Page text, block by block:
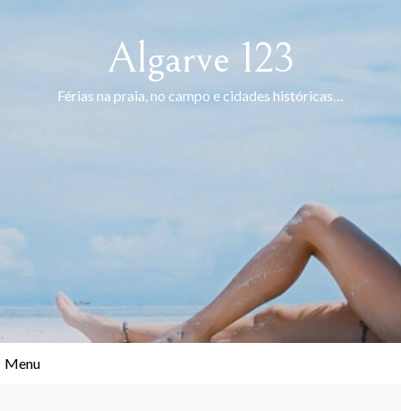
Algarve 123
Férias na praia, no campo e cidades históricas…
Menu